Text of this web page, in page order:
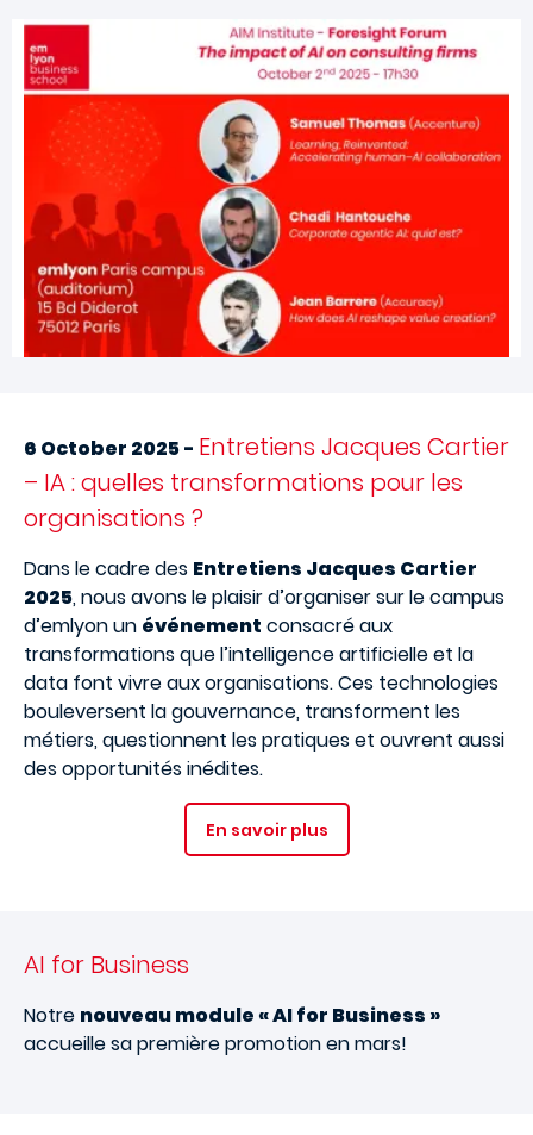
6 October 2025 - Entretiens Jacques Cartier
– IA : quelles transformations pour les
organisations ?
Dans le cadre des Entretiens Jacques Cartier
2025, nous avons le plaisir d’organiser sur le campus
d’emlyon un événement consacré aux
transformations que l’intelligence artificielle et la
data font vivre aux organisations. Ces technologies
bouleversent la gouvernance, transforment les
métiers, questionnent les pratiques et ouvrent aussi
des opportunités inédites.
En savoir plus
AI for Business
Notre nouveau module « AI for Business »
accueille sa première promotion en mars!